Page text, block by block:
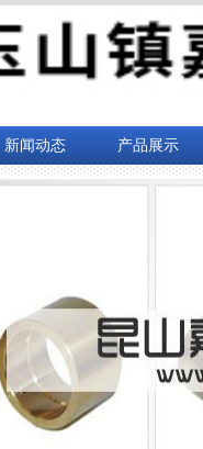
新闻动态 产品展示